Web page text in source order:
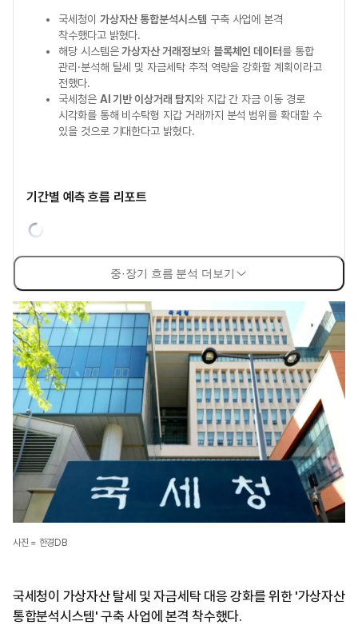
국세청이 가상자산 통합분석시스템 구축 사업에 본격
착수했다고 밝혔다.
해당 시스템은가상자산 거래정보와 블록체인 데이터를 통합
관리·분석해 탈세 및 자금세탁 추적 역량을 강화할 계획이라고
전했다.
국세청은 AI 기반 이상거래 탐지와 지갑 간 자금 이동 경로
시각화를 통해 비수탁형 지갑 거래까지 분석 범위를 확대할 수
있을 것으로 기대한다고 밝혔다.
기간별 예측 흐름 리포트
중·장기 흐름 분석 더보기
사진 = 한경DB
국세청이 가상자산 탈세 및 자금세탁 대응 강화를 위한 '가상자산
통합분석시스템' 구축 사업에 본격 착수했다.